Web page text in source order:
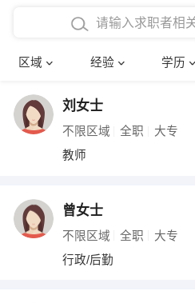
区域 经验 学历
在校学生工作经验
四年以上工作经验
五年以上工作经验
博士
文员
财务会计
网络IT
确定
刘女士
不限区域 全职 大专
教师
曾女士
不限区域 全职 大专
行政/后勤